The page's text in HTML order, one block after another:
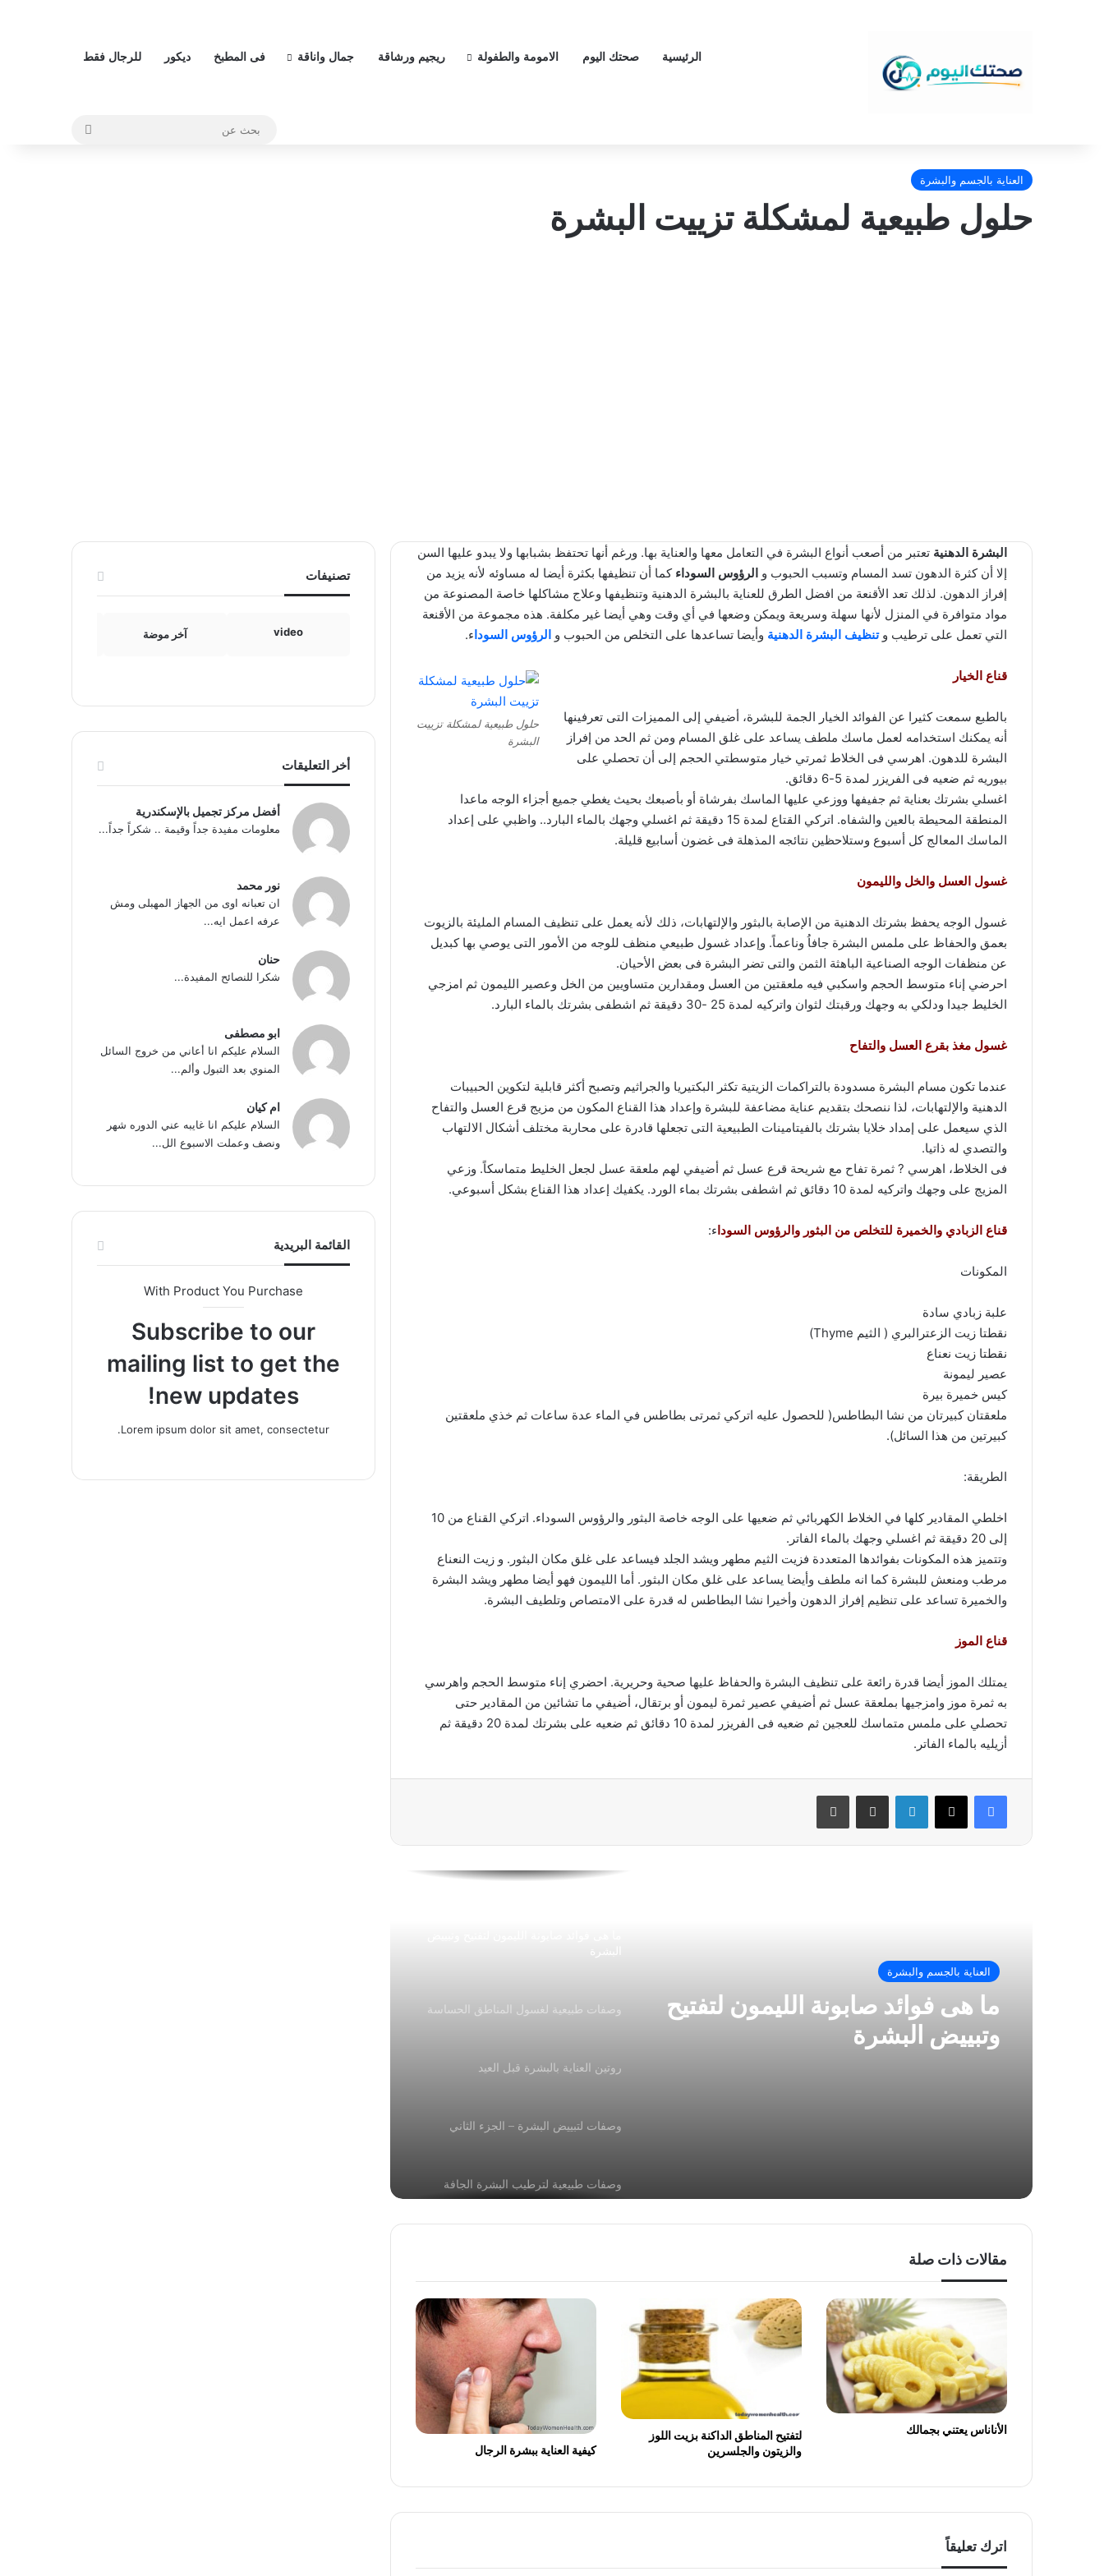
الرئيسية صحتك اليوم الامومة والطفولة ريجيم ورشاقة جمال واناقة فى المطبخ ديكور للرجال فقط
العناية بالجسم والبشرة
حلول طبيعية لمشكلة تزييت البشرة
البشرة الدهنية تعتبر من أصعب أنواع البشرة في التعامل معها والعناية بها. ورغم أنها تحتفظ بشبابها ولا يبدو عليها السن
إلا أن كثرة الدهون تسد المسام وتسبب الحبوب و الرؤوس السوداء كما أن تنظيفها بكثرة أيضا له مساوئه لأنه يزيد من
إفراز الدهون. لذلك تعد الأقنعة من افضل الطرق للعناية بالبشرة الدهنية وتنظيفها وعلاج مشاكلها خاصة المصنوعة من
مواد متوافرة في المنزل لأنها سهلة وسريعة ويمكن وضعها في أي وقت وهي أيضا غير مكلفة. هذه مجموعة من الأقنعة
التي تعمل على ترطيب و تنظيف البشرة الدهنية وأيضا تساعدها على التخلص من الحبوب و الرؤوس السوداء.
حلول طبيعية لمشكلة تزييت
البشرة
قناع الخيار
بالطبع سمعت كثيرا عن الفوائد الخيار الجمة للبشرة، أضيفي إلى المميزات التى تعرفينها
أنه يمكنك استخدامه لعمل ماسك ملطف يساعد على غلق المسام ومن ثم الحد من إفراز
البشرة للدهون. اهرسي فى الخلاط ثمرتي خيار متوسطتي الحجم إلى أن تحصلي على
بيوريه ثم ضعيه فى الفريزر لمدة 5-6 دقائق.
اغسلي بشرتك بعناية ثم جفيفها ووزعي عليها الماسك بفرشاة أو بأصبعك بحيث يغطي جميع أجزاء الوجه ماعدا
المنطقة المحيطة بالعين والشفاه. اتركي القتاع لمدة 15 دقيقة ثم اغسلي وجهك بالماء البارد.. واظبي على إعداد
الماسك المعالج كل أسبوع وستلاحظين نتائجه المذهلة فى غضون أسابيع قليلة.
غسول العسل والخل والليمون
غسول الوجه يحفظ بشرتك الدهنية من الإصابة بالبثور والإلتهابات، ذلك لأنه يعمل على تنظيف المسام المليئة بالزيوت
بعمق والحفاظ على ملمس البشرة جافاُ وناعماً. وإعداد غسول طبيعي منظف للوجه من الأمور التى يوصي بها كبديل
عن منظفات الوجه الصناعية الباهثة الثمن والتى تضر البشرة فى بعض الأحيان.
احرضي إناء متوسط الحجم واسكبي فيه ملعقتين من العسل ومقدارين متساويين من الخل وعصير الليمون ثم امزجي
الخليط جيدا ودلكي به وجهك ورقبتك لثوان واتركيه لمدة 25 -30 دقيقة ثم اشطفى بشرتك بالماء البارد.
غسول مغذ بقرع العسل والتفاح
عندما تكون مسام البشرة مسدودة بالتراكمات الزيتية تكثر البكتيريا والجراثيم وتصبح أكثر قابلية لتكوين الحبيبات
الدهنية والإلتهابات، لذا ننصحك بتقديم عناية مضاعفة للبشرة وإعداد هذا القناع المكون من مزيج قرع العسل والتفاح
الذي سيعمل على إمداد خلايا بشرتك بالفيتامينات الطبيعية التى تجعلها قادرة على محاربة مختلف أشكال الالتهاب
والتصدي له ذاتيا.
فى الخلاط، اهرسي ? ثمرة تفاح مع شريحة قرع عسل ثم أضيفي لهم ملعقة عسل لجعل الخليط متماسكاً. وزعي
المزيج على وجهك واتركيه لمدة 10 دقائق ثم اشطفى بشرتك بماء الورد. يكفيك إعداد هذا القناع بشكل أسبوعي.
قناع الزبادي والخميرة للتخلص من البثور والرؤوس السوداء:
المكونات
علبة زبادي سادة
نقطتا زيت الزعترالبري ( الثيم Thyme)
نقطتا زيت نعناع
عصير ليمونة
كيس خميرة بيرة
ملعقتان كبيرتان من نشا البطاطس( للحصول عليه اتركي ثمرتى بطاطس في الماء عدة ساعات ثم خذي ملعقتين
كبيرتين من هذا السائل).
الطريقة:
اخلطي المقادير كلها في الخلاط الكهربائي ثم ضعيها على الوجه خاصة البثور والرؤوس السوداء. اتركي القناع من 10
إلى 20 دقيقة ثم اغسلي وجهك بالماء الفاتر.
وتتميز هذه المكونات بفوائدها المتعددة فزيت الثيم مطهر ويشد الجلد فيساعد على غلق مكان البثور. و زيت النعناع
مرطب ومنعش للبشرة كما انه ملطف وأيضا يساعد على غلق مكان البثور. أما الليمون فهو أيضا مطهر ويشد البشرة
والخميرة تساعد على تنظيم إفراز الدهون وأخيرا نشا البطاطس له قدرة على الامتصاص وتلطيف البشرة.
قناع الموز
يمتلك الموز أيضا قدرة رائعة على تنظيف البشرة والحفاظ عليها صحية وحريرية. احضري إناء متوسط الحجم واهرسي
به ثمرة موز وامزجيها بملعقة عسل ثم أضيفي عصير ثمرة ليمون أو برتقال، أضيفي ما تشائين من المقادير حتى
تحصلي على ملمس متماسك للعجين ثم ضعيه فى الفريزر لمدة 10 دقائق ثم ضعيه على بشرتك لمدة 20 دقيقة ثم
أزيليه بالماء الفاتر.
فيسبوك لينكدإن
العناية بالجسم والبشرة
ما هى فوائد صابونة الليمون لتفتيح
وتبييض البشرة
للوجه والشعر والجسم وصفات تجميليّة من
الزيوت الأساسيّة
جفافها خلال الصيف
والهالات السوداء
وصفات طبيعية لغسول المناطق الحساسة
روتين العناية بالبشرة قبل العيد
وصفات لتبييض البشرة – الجزء الثاني
وصفات طبيعية لترطيب البشرة الجافة
خلطة الشوفان والرايب لتبيض البشرة ومنع
جفافها خلال الصيف
ما هى فوائد الكولاجين للبشرة
أخطاء يحب تجنبها عند وضع كريم الأساس
مقالات ذات صلة
الأناناس يعتني بجمالك
لتفتيح المناطق الداكنة بزيت اللوز
والزيتون والجلسرين
كيفية العناية ببشرة الرجال
اترك تعليقاً
تصنيفات
video آخر موضة
أخر التعليقات
أفضل مركز تجميل بالإسكندرية
معلومات مفيدة جداً وقيمة .. شكراً جداً...
نور محمد
ان تعبانه اوى من الجهاز المهبلى ومش
عرفه اعمل ايه...
حنان
شكرا للنصائح المفيدة...
ابو مصطفى
السلام عليكم انا أعاني من خروج السائل
المنوي بعد التبول وألم...
ام كيان
السلام عليكم انا غايبه عني الدوره شهر
ونصف وعملت الاسبوع الل...
القائمة البريدية
With Product You Purchase
Subscribe to our
mailing list to get the
new updates!
Lorem ipsum dolor sit amet, consectetur.